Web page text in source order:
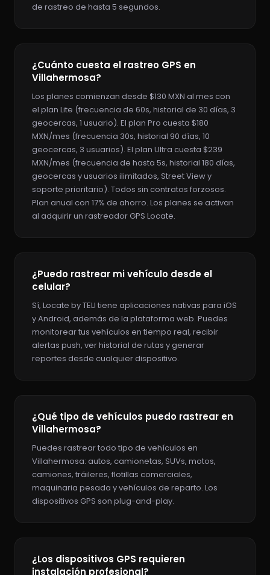
de rastreo de hasta 5 segundos.
¿Cuánto cuesta el rastreo GPS en
Villahermosa?
Los planes comienzan desde $130 MXN al mes con
el plan Lite (frecuencia de 60s, historial de 30 días, 3
geocercas, 1 usuario). El plan Pro cuesta $180
MXN/mes (frecuencia 30s, historial 90 días, 10
geocercas, 3 usuarios). El plan Ultra cuesta $239
MXN/mes (frecuencia de hasta 5s, historial 180 días,
geocercas y usuarios ilimitados, Street View y
soporte prioritario). Todos sin contratos forzosos.
Plan anual con 17% de ahorro. Los planes se activan
al adquirir un rastreador GPS Locate.
¿Puedo rastrear mi vehículo desde el
celular?
Sí, Locate by TELI tiene aplicaciones nativas para iOS
y Android, además de la plataforma web. Puedes
monitorear tus vehículos en tiempo real, recibir
alertas push, ver historial de rutas y generar
reportes desde cualquier dispositivo.
¿Qué tipo de vehículos puedo rastrear en
Villahermosa?
Puedes rastrear todo tipo de vehículos en
Villahermosa: autos, camionetas, SUVs, motos,
camiones, tráileres, flotillas comerciales,
maquinaria pesada y vehículos de reparto. Los
dispositivos GPS son plug-and-play.
¿Los dispositivos GPS requieren
instalación profesional?